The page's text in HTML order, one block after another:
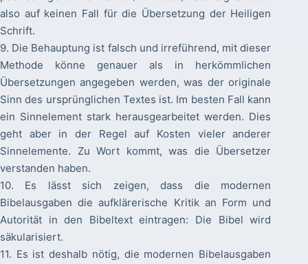
also auf keinen Fall für die Übersetzung der Heiligen
Schrift.
9. Die Behauptung ist falsch und irreführend, mit dieser
Methode könne genauer als in herkömmlichen
Übersetzungen angegeben werden, was der originale
Sinn des ursprünglichen Textes ist. Im besten Fall kann
ein Sinnelement stark herausgearbeitet werden. Dies
geht aber in der Regel auf Kosten vieler anderer
Sinnelemente. Zu Wort kommt, was die Übersetzer
verstanden haben.
10. Es lässt sich zeigen, dass die modernen
Bibelausgaben die aufklärerische Kritik an Form und
Autorität in den Bibeltext eintragen: Die Bibel wird
säkularisiert.
11. Es ist deshalb nötig, die modernen Bibelausgaben